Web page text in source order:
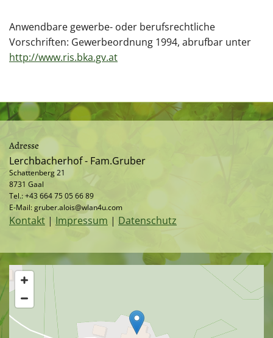
Anwendbare gewerbe- oder berufsrechtliche
Vorschriften: Gewerbeordnung 1994, abrufbar unter
http://www.ris.bka.gv.at
Adresse
Lerchbacherhof - Fam.Gruber
Schattenberg 21
8731 Gaal
Tel.:+43 664 75 05 66 89
E-Mail:gruber.alois@wlan4u.com
Kontakt | Impressum | Datenschutz